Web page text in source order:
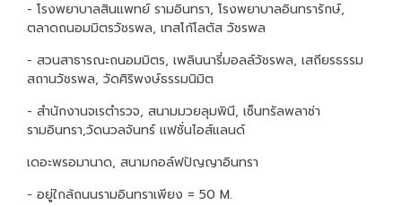
- โรงพยาบาลสินแพทย์ รามอินทรา, โรงพยาบาลอินทรารักษ์,
ตลาดถนอมมิตรวัชรพล, เทสโก้โลตัส วัชรพล
- สวนสาธารณะถนอมมิตร, เพลินนารี่มอลล์วัชรพล, เสถียรธรรม
สถานวัชรพล, วัดศิริพงษ์ธรรมนิมิต
- สำนักงานจเรตำรวจ, สนามมวยลุมพินี, เซ็นทรัลพลาซ่า
รามอินทรา,วัดนวลจันทร์ แฟชั่นไอส์แลนด์
เดอะพรอมานาด, สนามกอล์ฟปัญญาอินทรา
- อยู่ใกล้ถนนรามอินทราเพียง = 50 M.